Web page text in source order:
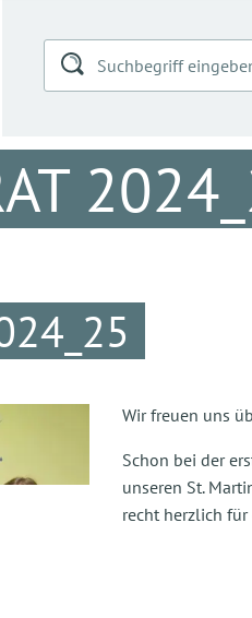
Wir freuen uns
Schon bei der
unseren St.
recht herzlich